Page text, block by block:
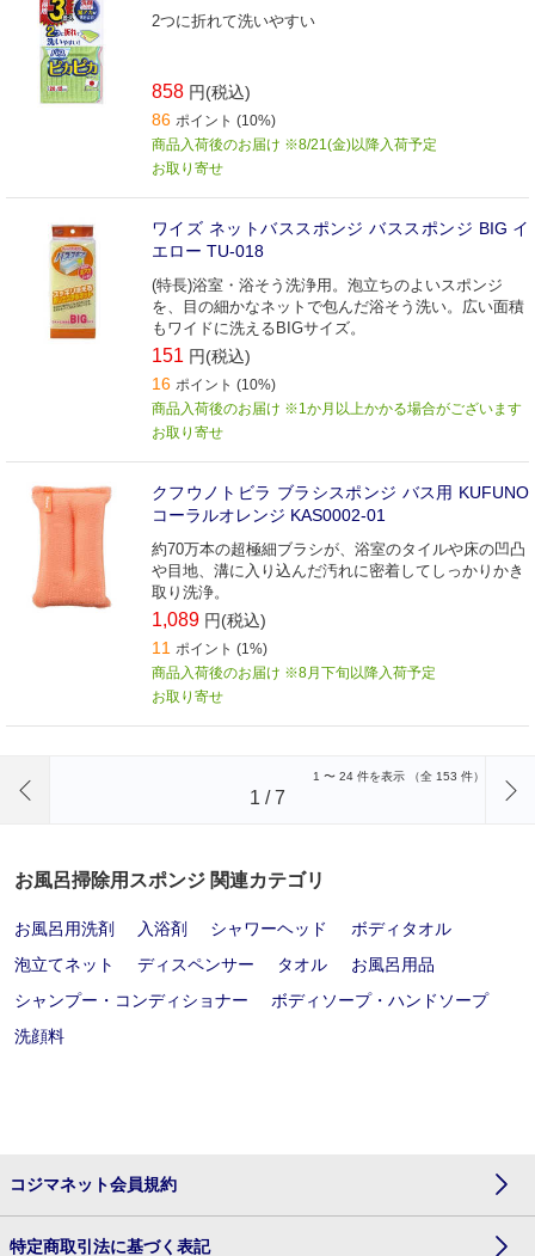
2つに折れて洗いやすい
858 円(税込)
86 ポイント (10%)
商品入荷後のお届け ※8/21(金)以降入荷予定
お取り寄せ
ワイズ ネットバススポンジ バススポンジ BIG イ
エロー TU-018
(特長)浴室・浴そう洗浄用。泡立ちのよいスポンジ
を、目の細かなネットで包んだ浴そう洗い。広い面積
もワイドに洗えるBIGサイズ。
151 円(税込)
16 ポイント (10%)
商品入荷後のお届け ※1か月以上かかる場合がございます
お取り寄せ
クフウノトビラ ブラシスポンジ バス用 KUFUNO
コーラルオレンジ KAS0002-01
約70万本の超極細ブラシが、浴室のタイルや床の凹凸
や目地、溝に入り込んだ汚れに密着してしっかりかき
取り洗浄。
1,089 円(税込)
11 ポイント (1%)
商品入荷後のお届け ※8月下旬以降入荷予定
お取り寄せ
1 〜 24 件を表示 （全 153 件）
1 /7
お風呂掃除用スポンジ 関連カテゴリ
お風呂用洗剤 入浴剤 シャワーヘッド
ボディタオル
泡立てネット
ディスペンサー タオル
お風呂用品
シャンプー・コンディショナー
ボディソープ・ハンドソープ
洗顔料
コジマネット会員規約
特定商取引法に基づく表記